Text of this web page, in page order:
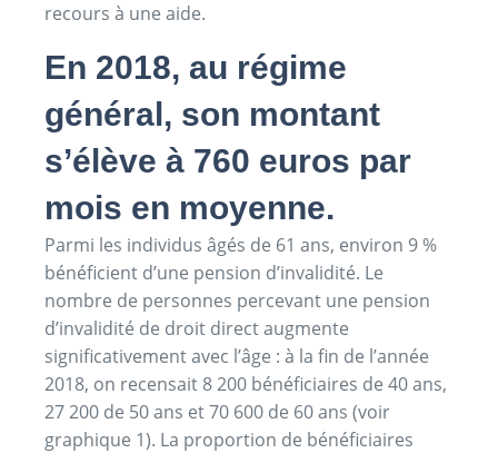
recours à une aide.
En 2018, au régime
général, son montant
s’élève à 760 euros par
mois en moyenne.
Parmi les individus âgés de 61 ans, environ 9 %
bénéficient d’une pension d’invalidité. Le
nombre de personnes percevant une pension
d’invalidité de droit direct augmente
significativement avec l’âge : à la fin de l’année
2018, on recensait 8 200 bénéficiaires de 40 ans,
27 200 de 50 ans et 70 600 de 60 ans (voir
graphique 1). La proportion de bénéficiaires